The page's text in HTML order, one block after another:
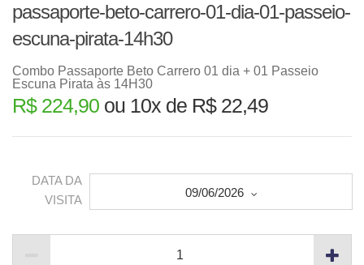
passaporte-beto-carrero-01-dia-01-passeio-
escuna-pirata-14h30
Combo Passaporte Beto Carrero 01 dia + 01 Passeio
Escuna Pirata às 14H30
R$ 224,90 ou 10x de R$ 22,49
DATA DA
VISITA
09/06/2026